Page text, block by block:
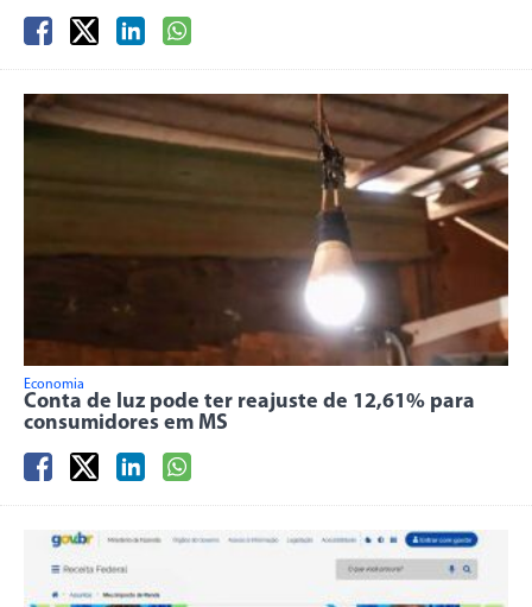
Economia
Conta de luz pode ter reajuste de 12,61% para
consumidores em MS